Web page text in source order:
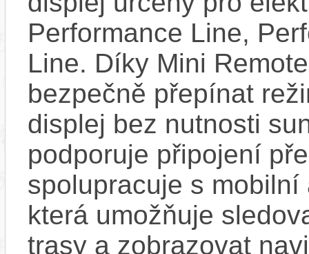
Performance Line,
Line. Díky Mini
bezpečně přepínat
displej bez nutnosti
podporuje připojení
spolupracuje s
která umožňuje
trasy a zobrazovat